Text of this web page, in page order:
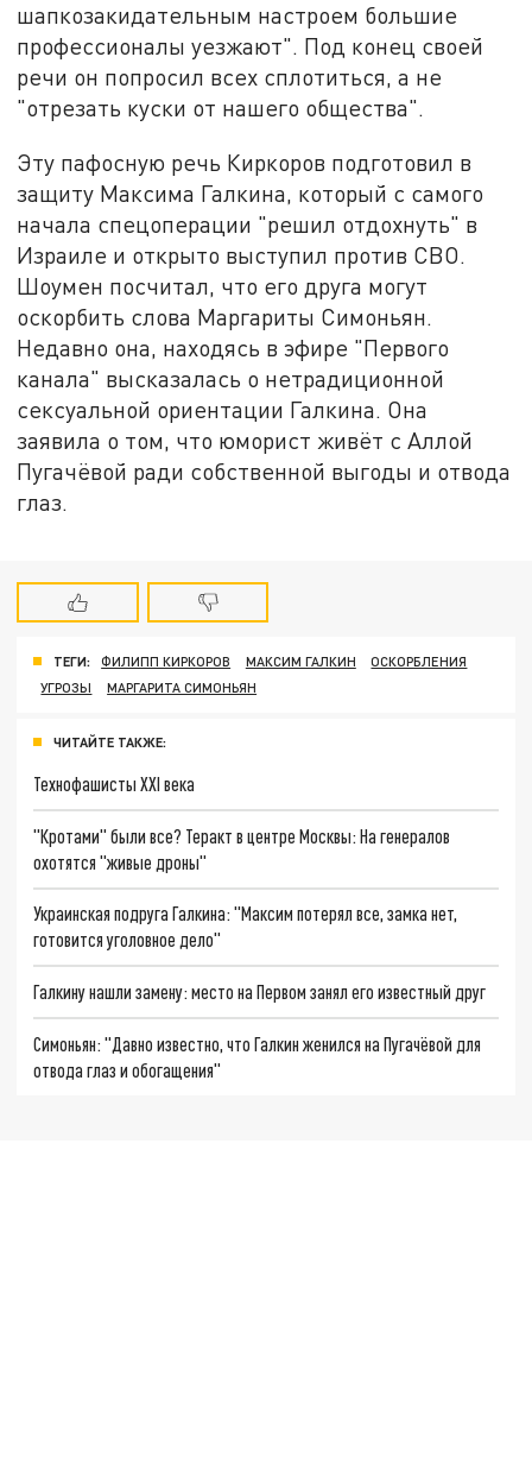
шапкозакидательным настроем большие
профессионалы уезжают". Под конец своей
речи он попросил всех сплотиться, а не
"отрезать куски от нашего общества".
Эту пафосную речь Киркоров подготовил в
защиту Максима Галкина, который с самого
начала спецоперации "решил отдохнуть" в
Израиле и открыто выступил против СВО.
Шоумен посчитал, что его друга могут
оскорбить слова Маргариты Симоньян.
Недавно она, находясь в эфире "Первого
канала" высказалась о нетрадиционной
сексуальной ориентации Галкина. Она
заявила о том, что юморист живёт с Аллой
Пугачёвой ради собственной выгоды и отвода
глаз.
ТЕГИ: ФИЛИПП КИРКОРОВ МАКСИМ ГАЛКИН
ОСКОРБЛЕНИЯ
УГРОЗЫ
МАРГАРИТА СИМОНЬЯН
ЧИТАЙТЕ ТАКЖЕ:
Технофашисты XXI века
"Кротами" были все? Теракт в центре Москвы: На генералов
охотятся "живые дроны"
Украинская подруга Галкина: "Максим потерял все, замка нет,
готовится уголовное дело"
Галкину нашли замену: место на Первом занял его известный друг
Симоньян: "Давно известно, что Галкин женился на Пугачёвой для
отвода глаз и обогащения"